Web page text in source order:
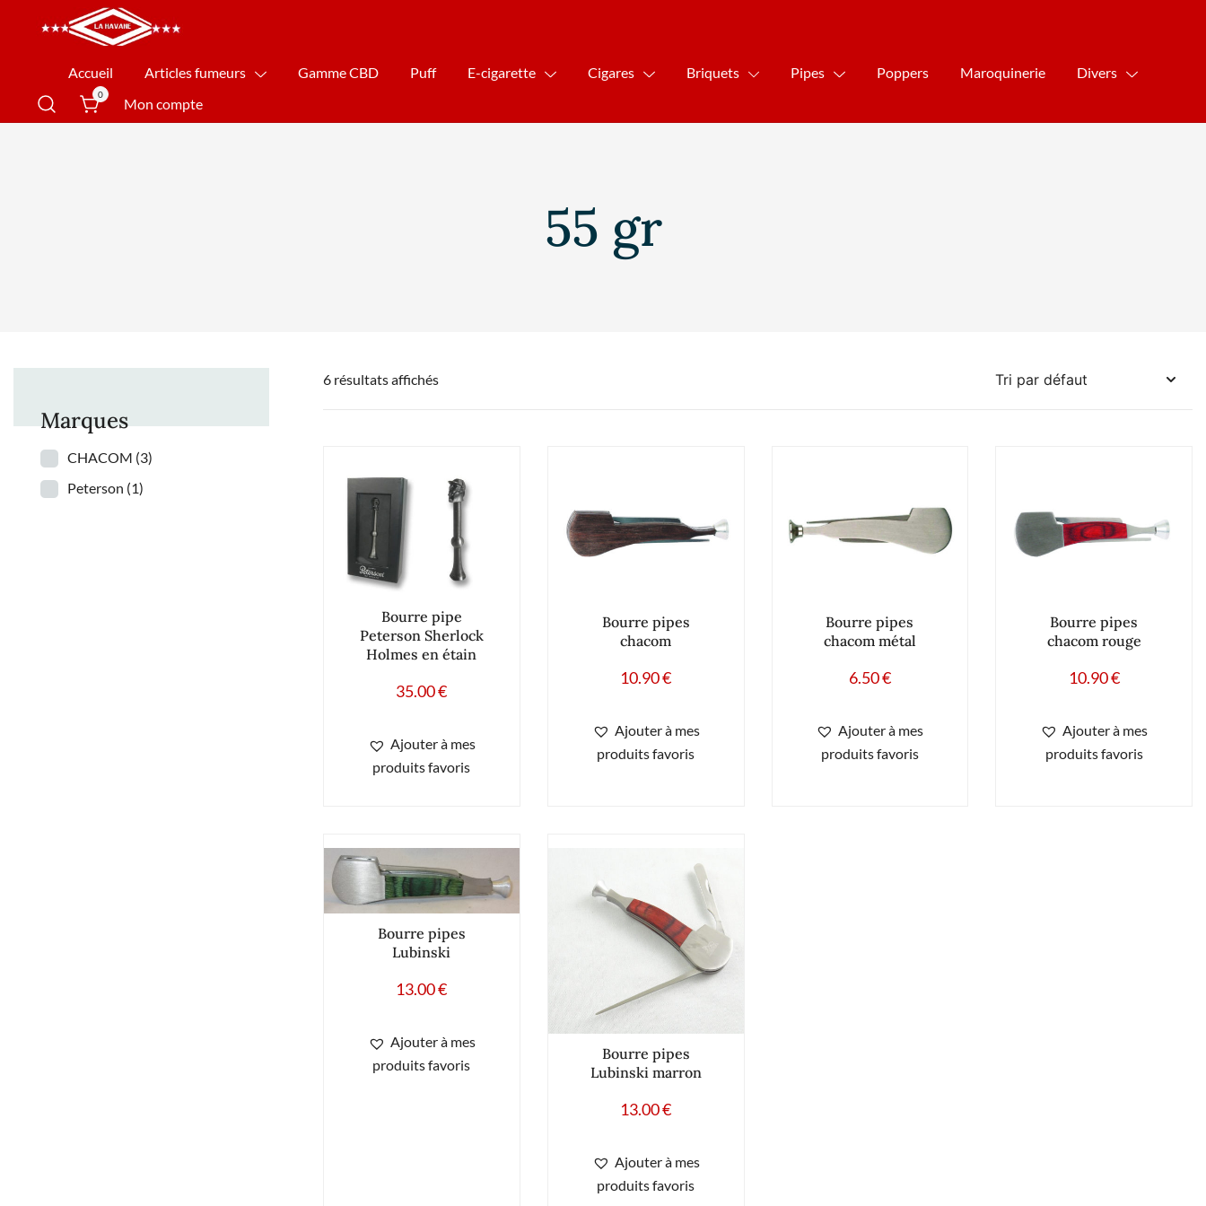
La Havane Nîmes
Accueil Articles fumeurs Gamme CBD Puff E-cigarette Cigares Briquets Pipes Poppers Maroquinerie Divers
0
Mon compte
55 gr
6 résultats affichés
Bourre pipe
Peterson Sherlock
Holmes en étain
35.00€
Ajouter à mes
produits favoris
Bourre pipes
chacom
10.90€
Ajouter à mes
produits favoris
Bourre pipes
chacom métal
6.50€
Ajouter à mes
produits favoris
Bourre pipes
chacom rouge
10.90€
Ajouter à mes
produits favoris
Bourre pipes
Lubinski
13.00€
Ajouter à mes
produits favoris
Bourre pipes
Lubinski marron
13.00€
Ajouter à mes
produits favoris
Marques
CHACOM (3)
Peterson (1)